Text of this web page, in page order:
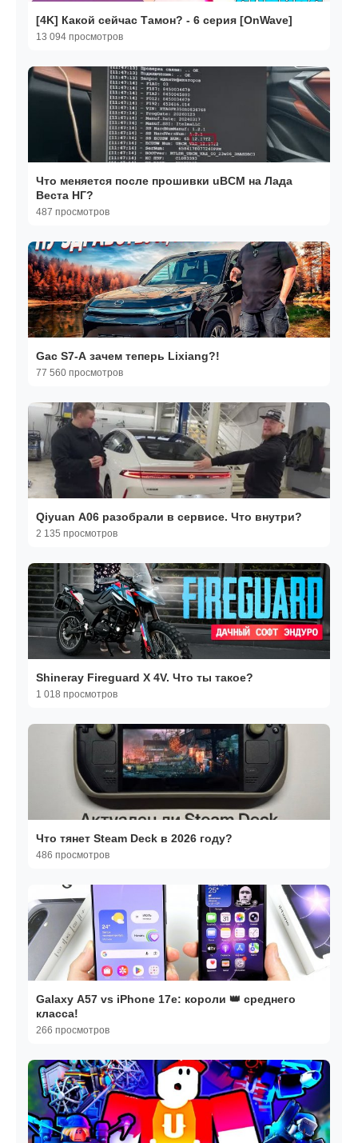
[4K] Какой сейчас Тамон? - 6 серия [OnWave]
13 094 просмотров
Что меняется после прошивки uBCM на Лада
Веста НГ?
487 просмотров
Gac S7-А зачем теперь Lixiang?!
77 560 просмотров
Qiyuan A06 разобрали в сервисе. Что внутри?
2 135 просмотров
Shineray Fireguard X 4V. Что ты такое?
1 018 просмотров
Что тянет Steam Deck в 2026 году?
486 просмотров
Galaxy A57 vs iPhone 17e: короли 👑 среднего
класса!
266 просмотров